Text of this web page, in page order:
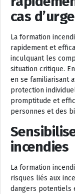
cas
La formation
rapidement et
inculquant les
situation critique.
en se familiarisant
protection
promptitude et
personnes et des
incendies
La formation
risques liés aux
dangers potentiels